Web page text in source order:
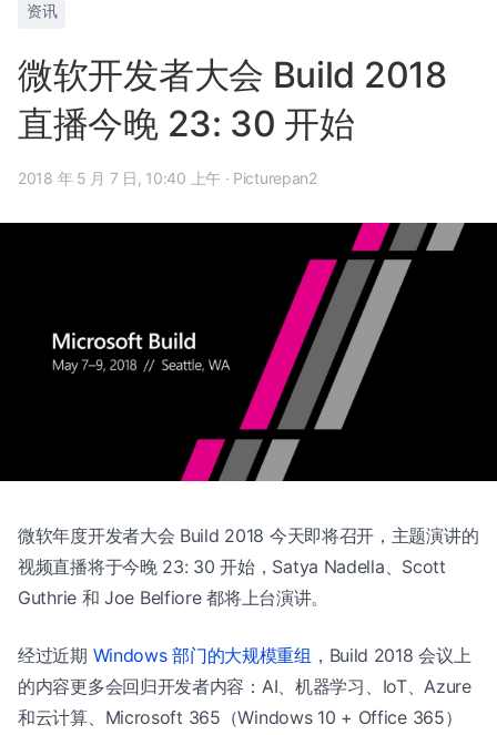
资讯
微软开发者大会 Build 2018
直播今晚 23: 30 开始
2018 年 5 月 7 日, 10:40 上午 · Picturepan2
微软年度开发者大会 Build 2018 今天即将召开，主题演讲的
视频直播将于今晚 23: 30 开始，Satya Nadella、Scott
Guthrie 和 Joe Belfiore 都将上台演讲。
经过近期 Windows 部门的大规模重组 ，Build 2018 会议上
的内容更多会回归开发者内容：AI、机器学习、IoT、Azure
和云计算、Microsoft 365（Windows 10 + Office 365）